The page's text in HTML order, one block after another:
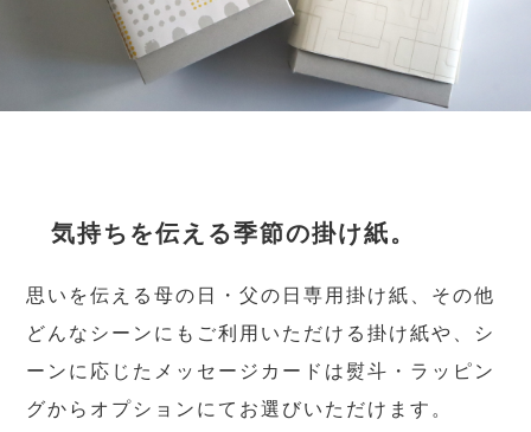
気持ちを伝える季節の掛け紙。
思いを伝える母の日・父の日専用掛け紙、その他
どんなシーンにもご利用いただける掛け紙や、シ
ーンに応じたメッセージカードは熨斗・ラッピン
グからオプションにてお選びいただけます。